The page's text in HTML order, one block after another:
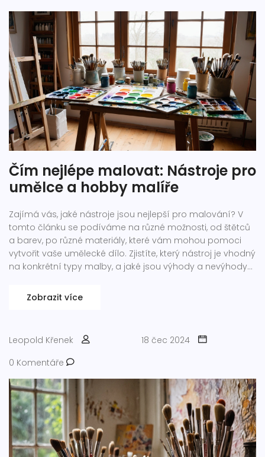
Čím nejlépe malovat: Nástroje pro
umělce a hobby malíře
Zajímá vás, jaké nástroje jsou nejlepší pro malování? V
tomto článku se podíváme na různé možnosti, od štětců
a barev, po různé materiály, které vám mohou pomoci
vytvořit vaše umělecké dílo. Zjistíte, který nástroj je vhodný
na konkrétní typy malby, a jaké jsou výhody a nevýhody
Zobrazit více
Leopold Křenek
18 čec 2024
0 Komentáře